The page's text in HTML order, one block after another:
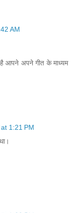
AM
आपने अपने गीत के माध्यम
1:21 PM